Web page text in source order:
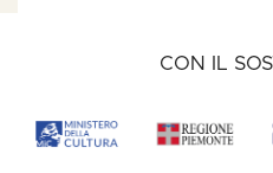
CON IL